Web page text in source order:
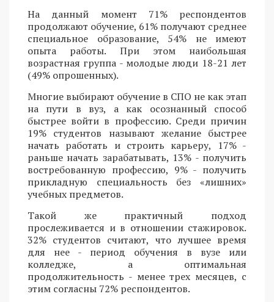
На данный момент 71% респондентов
продолжают обучение, 61% получают среднее
специальное образование, 54% не имеют
опыта работы. При этом наибольшая
возрастная группа - молодые люди 18-21 лет
(49% опрошенных).
Многие выбирают обучение в СПО не как этап
на пути в вуз, а как осознанный способ
быстрее войти в профессию. Среди причин
19% студентов называют желание быстрее
начать работать и строить карьеру, 17% -
раньше начать зарабатывать, 13% - получить
востребованную профессию, 9% - получить
прикладную специальность без «лишних»
учебных предметов.
Такой же практичный подход
прослеживается и в отношении стажировок.
32% студентов считают, что лучшее время
для нее - период обучения в вузе или
колледже, а оптимальная
продолжительность - менее трех месяцев, с
этим согласны 72% респондентов.